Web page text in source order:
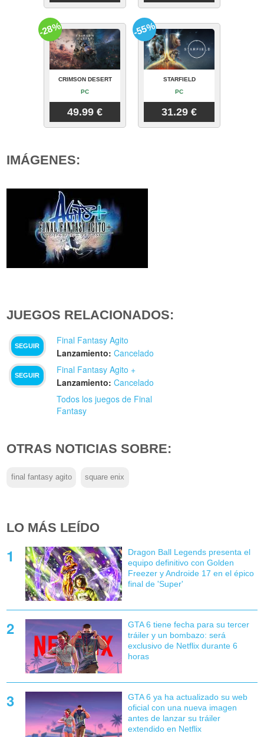
CRIMSON DESERT
PC
49.99 €
-28%
STARFIELD
PC
31.29 €
-55%
IMÁGENES:
JUEGOS RELACIONADOS:
SEGUIR
Final Fantasy Agito
Lanzamiento: Cancelado
SEGUIR
Final Fantasy Agito +
Lanzamiento: Cancelado
Todos los juegos de Final
Fantasy
OTRAS NOTICIAS SOBRE:
final fantasy agito square enix
LO MÁS LEÍDO
Dragon Ball Legends presenta el
equipo definitivo con Golden
Freezer y Androide 17 en el épico
final de 'Super'
GTA 6 tiene fecha para su tercer
tráiler y un bombazo: será
exclusivo de Netflix durante 6
horas
GTA 6 ya ha actualizado su web
oficial con una nueva imagen
antes de lanzar su tráiler
extendido en Netflix